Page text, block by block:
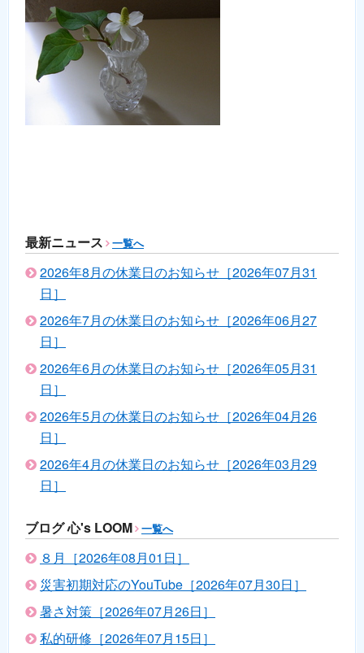
最新ニュース 一覧へ
2026年8月の休業日のお知らせ［2026年07月31
日］
2026年7月の休業日のお知らせ［2026年06月27
日］
2026年6月の休業日のお知らせ［2026年05月31
日］
2026年5月の休業日のお知らせ［2026年04月26
日］
2026年4月の休業日のお知らせ［2026年03月29
日］
ブログ 心's LOOM 一覧へ
８月［2026年08月01日］
災害初期対応のYouTube［2026年07月30日］
暑さ対策［2026年07月26日］
私的研修［2026年07月15日］